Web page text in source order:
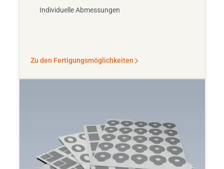
Individuelle Abmessungen
Zu den Fertigungsmöglichkeiten